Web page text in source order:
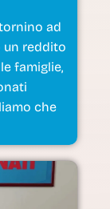
ad
un reddito
famiglie,
che